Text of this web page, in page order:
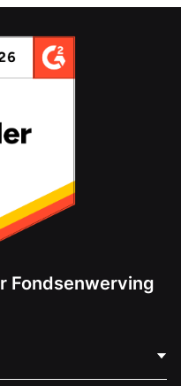
Fondsenwerving